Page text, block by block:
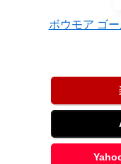
ボウモア ゴ